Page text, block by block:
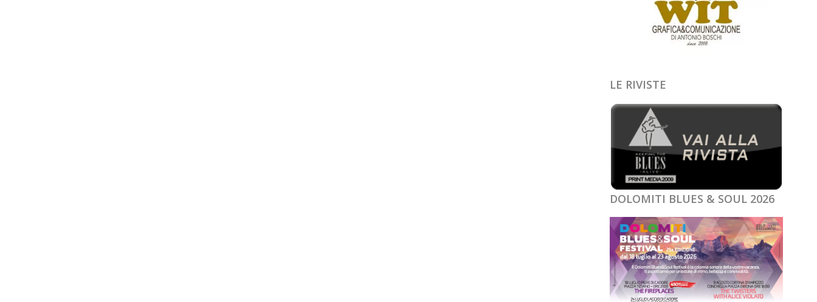
LE RIVISTE
DOLOMITI BLUES & SOUL 2026